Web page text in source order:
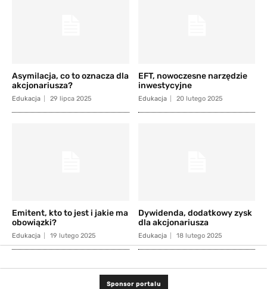
Asymilacja, co to oznacza dla
akcjonariusza?
Edukacja 29 lipca 2025
EFT, nowoczesne narzędzie
inwestycyjne
Edukacja 20 lutego 2025
Emitent, kto to jest i jakie ma
obowiązki?
Edukacja 19 lutego 2025
Dywidenda, dodatkowy zysk
dla akcjonariusza
Edukacja 18 lutego 2025